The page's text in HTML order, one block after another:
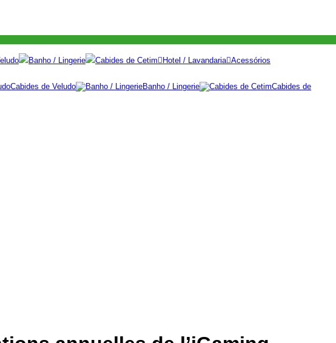
Banho / Lingerie Cabides de Cetim Hotel / Lavandaria Acessórios
Cabides de Veludo Banho / Lingerie
Cabides de